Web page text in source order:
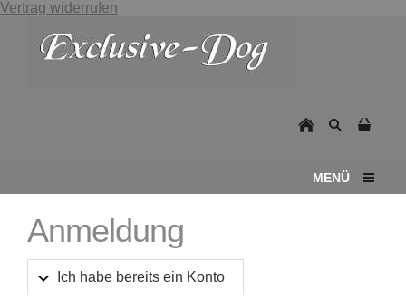
Vertrag widerrufen
MENÜ
Anmeldung
Ich habe bereits ein Konto